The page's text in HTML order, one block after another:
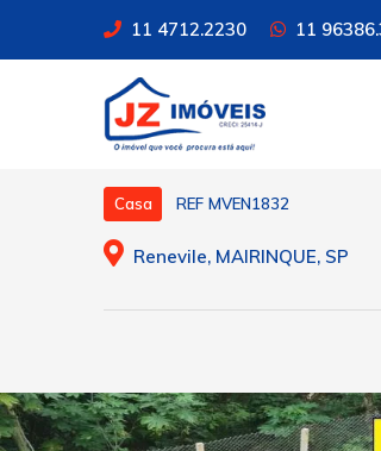
11 4712.2230 11
Casa REF MVEN1832
Renevile, MAIRINQUE, SP